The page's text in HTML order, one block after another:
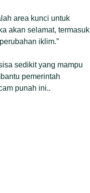
area kunci untuk
akan selamat, termasuk
iklim.”
sedikit yang mampu
pemerintah
punah ini..